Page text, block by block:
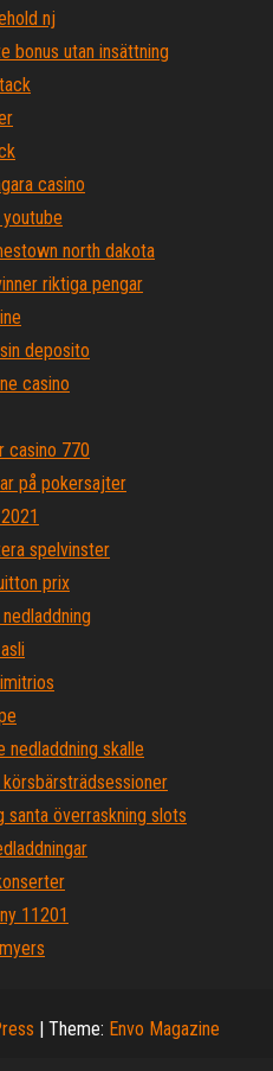
nj
bonus utan insättning
casino
north dakota
riktiga pengar
deposito
casino
casino 770
på pokersajter
spelvinster
prix
nedladdning skalle
santa överraskning slots
11201
| Theme: Envo Magazine